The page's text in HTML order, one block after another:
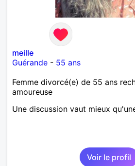
meille
Guérande - 55 ans
Femme divorcé(e) de 55 ans
amoureuse
Une discussion vaut mieux
Voir le profil